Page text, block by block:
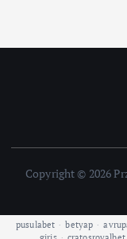
Copyright © 2026
pusulabet · betyap ·